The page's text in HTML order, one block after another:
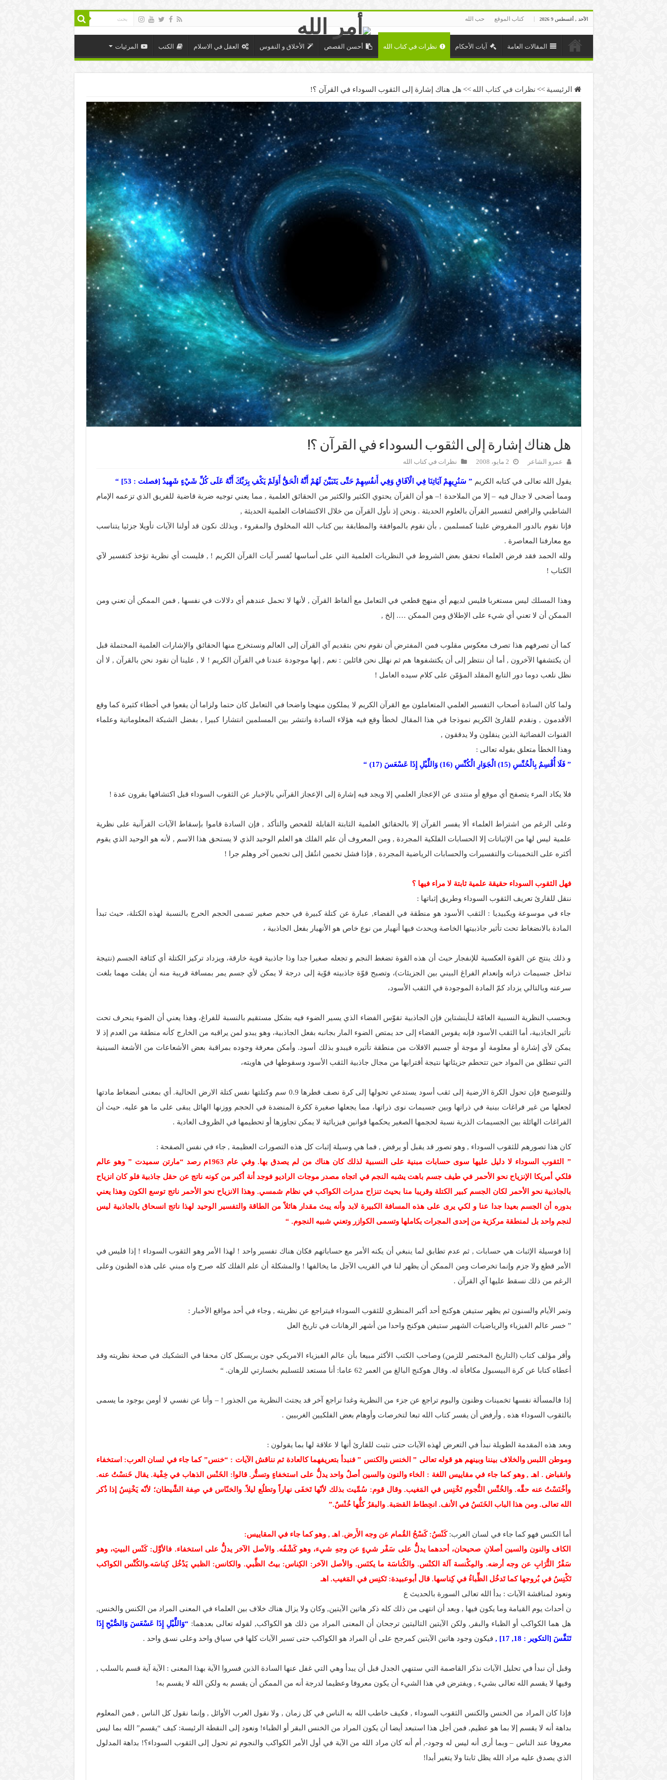
الأحد , أغسطس 9 2026 كتاب الموقع حب الله
المقالات العامة آيات الأحكام نظرات في كتاب الله أحسن القصص الأخلاق و النفوس العقل في الاسلام الكتب المرئيات
الرئيسية >> نظرات في كتاب الله >> هل هناك إشارة إلى الثقوب السوداء في القرآن ؟!
هل هناك إشارة إلى الثقوب السوداء في القرآن ؟!
عمرو الشاعر 2 مايو، 2008 نظرات في كتاب الله
يقول الله تعالى في كتابه الكريم ” سَنُرِيهِمْ آيَاتِنَا فِي الْآفَاقِ وَفِي أَنفُسِهِمْ حَتَّى يَتَبَيَّنَ لَهُمْ أَنَّهُ الْحَقُّ أَوَلَمْ يَكْفِ بِرَبِّكَ أَنَّهُ عَلَى كُلِّ شَيْءٍ شَهِيدٌ [فصلت : 53] “
ومما أضحى لا جدال فيه – إلا من الملاحدة !– هو أن القرآن يحتوي الكثير والكثير من الحقائق العلمية , مما يعني توجيه ضربة قاضية للفريق الذي تزعمه الإمام
الشاطبي والرافض لتفسير القرآن بالعلوم الحديثة . ونحن إذ نأول القرآن من خلال الاكتشافات العلمية الحديثة ,
فإنا نقوم بالدور المفروض علينا كمسلمين , بأن نقوم بالموافقة والمطابقة بين كتاب الله المخلوق والمقروء , وبذلك نكون قد أولنا الآيات تأويلا جزئيا يتناسب
مع معارفنا المعاصرة .
ولله الحمد فقد فرض العلماء تحقق بعض الشروط في النظريات العلمية التي على أساسها تُفسر آيات القرآن الكريم ! , فليست أي نظرية تؤخذ كتفسير لآي
الكتاب !
وهذا المسلك ليس مستغربا فليس لديهم أي منهج قطعي في التعامل مع ألفاظ القرآن , لأنها لا تحمل عندهم أي دلالات في نفسها , فمن الممكن أن تعني ومن
الممكن أن لا تعني أي شيء على الإطلاق ومن الممكن …. إلخ ,
كما أن تصرفهم هذا تصرف معكوس مقلوب فمن المفترض أن نقوم نحن بتقديم آي القرآن إلى العالم ونستخرج منها الحقائق والإشارات العلمية المحتملة قبل
أن يكتشفها الآخرون , أما أن ننتظر إلى أن يكتشفوها هم ثم نهلل نحن قائلين : نعم , إنها موجودة عندنا في القرآن الكريم ! لا , علينا أن نقود نحن بالقرآن , لا أن
نظل نلعب دوما دور التابع المقلد المؤمّن على كلام سيده العامل !
ولما كان السادة أصحاب التفسير العلمي المتعاملون مع القرآن الكريم لا يملكون منهجا واضحا في التعامل كان حتما ولزاما أن يقعوا في أخطاء كثيرة كما وقع
الأقدمون , ونقدم للقارئ الكريم نموذجا في هذا المقال لخطأ وقع فيه هؤلاء السادة وانتشر بين المسلمين انتشارا كبيرا , بفضل الشبكة المعلوماتية وعلماء
القنوات الفضائية الذين ينقلون ولا يدققون ,
وهذا الخطأ متعلق بقوله تعالى :
” فَلَا أُقْسِمُ بِالْخُنَّسِ (15) الْجَوَارِ الْكُنَّسِ (16) وَاللَّيْلِ إِذَا عَسْعَسَ (17) “
فلا يكاد المرء يتصفح أي موقع أو منتدى عن الإعجاز العلمي إلا ويجد فيه إشارة إلى الإعجاز القرآني بالإخبار عن الثقوب السوداء قبل اكتشافها بقرون عدة !
وعلى الرغم من اشتراط العلماء ألا يفسر القرآن إلا بالحقائق العلمية الثابتة القابلة للفحص والتأكد , فإن السادة قاموا بإسقاط الآيات القرآنية على نظرية
علمية ليس لها من الإثباتات إلا الحسابات الفلكية المجردة , ومن المعروف أن علم الفلك هو العلم الوحيد الذي لا يستحق هذا الاسم , لأنه هو الوحيد الذي يقوم
أكثره على التخمينات والتفسيرات والحسابات الرياضية المجردة , فإذا فشل تخمين انتُقل إلى تخمين آخر وهلم جرا !
فهل الثقوب السوداء حقيقة علمية ثابتة لا مراء فيها ؟
ننقل للقارئ تعريف الثقوب السوداء وطريق إثباتها :
جاء في موسوعة ويكبيديا : الثقب الأسود هو منطقة في الفضاء, عبارة عن كتلة كبيرة في حجم صغير تسمى الحجم الحرج بالنسبة لهذه الكتلة، حيث تبدأ
المادة بالانضغاط تحت تأثير جاذبيتها الخاصة ويحدث فيها أنهيار من نوع خاص هو الأنهيار بفعل الجاذبية ،
و ذلك ينتج عن القوة العكسية للإنفجار حيث أن هذه القوة تضغط النجم و تجعله صغيرا جدا وذا جاذبية قوية خارقة، ويزداد تركيز الكتلة أي كثافة الجسم (نتيجة
تداخل جسيمات ذراته وإنعدام الفراغ البيني بين الجزيئات)، وتصبح قوّة جاذبيته قوّية إلى درجة لا يمكن لأي جسم يمر بمسافة قريبة منه أن يفلت مهما بلغت
سرعته وبالتالي يزداد كمّ المادة الموجودة في الثقب الأسود،
وبحسب النظرية النسبية العامّة لـأينشتاين فإن الجاذبية تقوّس الفضاء الذي يسير الضوء فيه بشكل مستقيم بالنسبة للفراغ، وهذا يعني أن الضوء ينحرف تحت
تأثير الجاذبية، أما الثقب الأسود فإنه يقوس الفضاء إلى حد يمتص الضوء المار بجانبه بفعل الجاذبية، وهو يبدو لمن يراقبه من الخارج كأنه منطقة من العدم إذ لا
يمكن لأي إشارة أو معلومة أو موجة أو جسيم الافلات من منطقة تأثيره فيبدو بذلك أسود. وأمكن معرفة وجوده بمراقبة بعض الأشعاعات من الأشعة السينية
التي تنطلق من المواد حين تتحطم جزيئاتها نتيجة أقترابها من مجال جاذبية الثقب الأسود وسقوطها في هاويته،
وللتوضيح فإن تحول الكرة الارضية إلى ثقب أسود يستدعي تحولها إلى كرة نصف قطرها 0.9 سم وكتلتها نفس كتلة الارض الحالية. أي بمعنى أنضغاط مادتها
لجعلها من غير فراغات بينية في ذراتها وبين جسيمات نوى ذراتها، مما يجعلها صغيرة ككرة المنضدة في الحجم ووزنها الهائل يبقى على ما هو عليه. حيث أن
الفراغات الهائلة بين الجسيمات الذرية نسبة لحجمها الصغير يحكمها قوانين فيزيائية لا يمكن تجاوزها أو تحطيمها في الظروف العادية .
كان هذا تصورهم للثقوب السوداء , وهو تصور قد يقبل أو يرفض , فما هي وسيلة إثبات كل هذه التصورات العظيمة , جاء في نفس الصفحة :
” الثقوب السوداء لا دليل عليها سوى حسابات مبنية على النسبية لذلك كان هناك من لم يصدق بها. وفي عام 1963م رصد “مارتن سميدت ” وهو عالم
فلكي أمريكا الإنزياح نحو الأحمر في طيف جسم باهت يشبه النجم في اتجاه مصدر موجات الراديو فوجد أنة أكبر من كونه ناتج عن حقل جاذبية فلو كان انزياح
بالجاذبية نحو الأحمر لكان الجسم كبير الكتلة وقريبا منا بحيث تنزاح مدرات الكواكب في نظام شمسي. وهذا الانزياح نحو الأحمر ناتج توسع الكون وهذا يعني
بدوره أن الجسم بعيدا جدا عنا و لكي يرى على هذه المسافة الكبيرة لابد وأنه يبث مقدار هائلاً من الطاقة والتفسير الوحيد لهذا ناتج انسحاق بالجاذبية ليس
لنجم واحد بل لمنطقة مركزية من إحدى المجرات بكاملها وتسمى الكوازر وتعني شبيه النجوم. “
إذا فوسيلة الإثبات هي حسابات , ثم عدم تطابق لما ينبغي أن يكنه الأمر مع حساباتهم فكان هناك تفسير واحد ! لهذا الأمر وهو الثقوب السوداء ! إذا فليس في
الأمر قطع ولا جزم وإنما تخرصات ومن الممكن أن يظهر لنا في القريب الآجل ما يخالفها ! والمشكلة أن علم الفلك كله صرح واه مبني على هذه الظنون وعلى
الرغم من ذلك نسقط عليها آي القرآن .
وتمر الأيام والسنون ثم يظهر ستيفن هوكنج أحد أكبر المنظري للثقوب السوداء فيتراجع عن نظريته , وجاء في أحد مواقع الأخبار :
” خسر عالم الفيزياء والرياضيات الشهير ستيفن هوكنج واحدا من أشهر الرهانات في تاريخ العل
وأقر مؤلف كتاب (التاريخ المختصر للزمن) وصاحب الكتب الأكثر مبيعا بأن عالم الفيزياء الامريكي جون بريسكل كان محقا في التشكيك في صحة نظريته وقد
أعطاه كتابا عن كرة البيسبول مكافأة له. وقال هوكنج البالغ من العمر 62 عاما: أنا مستعد للتسليم بخسارتي للرهان. “
إذا فالمسألة نفسها تخمينات وظنون واليوم تراجع عن جزء من النظرية وغدا تراجع آخر قد يجتث النظرية من الجذور ! – وأنا عن نفسي لا أومن بوجود ما يسمى
بالثقوب السوداء هذه , وأرفض أن يفسر كتاب الله تبعا لتخرصات وأوهام بعض الفلكيين الغربيين .
وبعد هذه المقدمة الطويلة نبدأ في التعرض لهذه الآيات حتى نثبت للقارئ أنها لا علاقة لها بما يقولون :
وموطن اللبس والخلاف بيننا وبينهم هو قوله تعالى ” الخنس والكنس ” فنبدأ بتعريفهما كالعادة ثم نناقش الآيات : “خنس” كما جاء في لسان العرب: استخفاء
وانقباض . اهـ , وهو كما جاء في مقاييس اللغة : الخاء والنون والسين أصلٌ واحد يدلُّ على استخفاءٍ وتستُّر. قالوا: الخَنْس الذهاب في خِفْية. يقال خَنسْتُ عنه.
وأخْنَسْتُ عنه حقَّه. والخُنَّس النُّجوم تَخْنِس في المَغيب. وقال قوم: سُمِّيت بذلك لأنّها تَخفَى نهاراً وتطلُع ليلاً. والخنّاس في صِفة الشَّيطان؛ لأنّه يَخْنِسُ إذا ذُكر
الله تعالى. ومن هذا الباب الخَنَسُ في الأنف. انحِطاط القصَبة. والبقرُ كلُّها خُنْسٌ.”
أما الكنس فهو كما جاء في لسان العرب:كَنْسُ: كَسْحُ القُمام عن وجه الأَرض. اهـ , وهو كما جاء في المقاييس:
الكاف والنون والسين أصلانِ صحيحان، أحدهما يدلُّ على سَفْر شيءٍ عن وجهِ شيء، وهو كَشْفُه. والأصل الآخر يدلُّ على استخفاء. فالأوَّل: كَنْس البيتِ، وهو
سَفْرُ التُّرَابِ عن وجه أرضه. والمِكْنسة آلة الكنْس. والكُناسَة ما يكنَس. والأصل الآخر: الكِناس: بيتُ الظَّبي. والكانس: الظبي يَدْخُل كِناسَه.والكُنَّس الكواكب
تَكْنِسُ في بُروجها كما تَدخُل الظِّباءُ في كِناسها. قال أبوعبيدة: تَكنِس في المَغيب. اهـ
ونعود لمناقشة الآيات : بدأ الله تعالى السورة بالحديث ع
ن أحداث يوم القيامة وما يكون فيها , وبعد أن انتهى من ذلك كله ذكر هاتين الآيتين, وكان ولا يزال هناك خلاف بين العلماء في المعنى المراد من الكنس والخنس,
هل هما الكواكب أو الظباء والبقر, ولكن الآيتين التاليتين ترجحان أن المعنى المراد من ذلك هو الكواكب, لقوله تعالى بعدهما: “وَاللَّيْلِ إِذَا عَسْعَسَ وَالصُّبْحِ إِذَا
تَنَفَّسَ [التكوير : 18, 17] ,
فيكون وجود هاتين الآيتين كمرجح على أن المراد هو الكواكب حتى تسير الآيات كلها في سياق واحد وعلى نسق واحد .
وقبل أن نبدأ في تحليل الآيات نذكر القاصمة التي ستنهي الجدل قبل أن يبدأ وهي التي غفل عنها السادة الذين فسروا الآية بهذا المعنى : الآية آية قسم بالسلب ,
وفيها لا يقسم الله تعالى بشيء , ويفترض في هذا الشيء أن يكون معروفا وعظيما لدرجة أنه من الممكن أن يقسم به ولكن الله لا يقسم به!
فإذا كان المراد من الخنس والكنس الثقوب السوداء , فكيف خاطب الله به الناس في كل زمان , ولا نقول العرب الأوائل , وإنما نقول كل الناس , فمن المعلوم
بداهة أنه لا يقسم إلا بما هو عظيم, فمن أجل هذا استبعد أيضا أن يكون المراد من الخنس البقر أو الظباء! ونعود إلى النقطة الرئيسة: كيف “يقسم” الله بما ليس
معروفا عند الناس – وبما أرى أنه ليس له وجود-, أم أنه كان مراد الله من الآية في أول الأمر الكواكب والنجوم ثم تحول إلى الثقوب السوداء؟! بداهة المدلول
الذي يصدق عليه مراد الله يظل ثابتا ولا يتغير أبدا!